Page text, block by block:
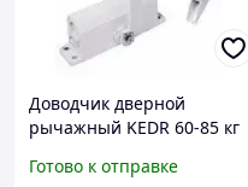
Доводчик дверной
рычажный KEDR 60-85 кг
Готово к отправке